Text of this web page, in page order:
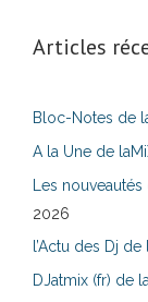
Articles
Bloc-Notes de
A la Une de
Les
2026
l’Actu des Dj
DJatmix (fr) de